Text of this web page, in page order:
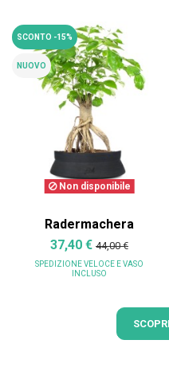
SCONTO -15%
NUOVO
Non disponibile
Radermachera
37,40 € 44,00 €
SPEDIZIONE VELOCE E VASO
INCLUSO